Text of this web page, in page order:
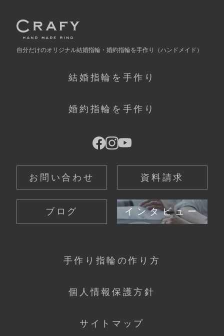
自分だけのオリジナル結婚指輪・婚約指輪を手作り （ハンドメイド）
結婚指輪を手作り
婚約指輪を手作り
お問い合わせ 資料請求
ブログ インタビュー
手作り指輪の作り方
個人情報保護方針
サイトマップ